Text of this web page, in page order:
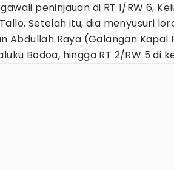
peninjauan di RT 1/RW 6,
Setelah itu, dia menyusuri
Abdullah Raya (Galangan Kapal
Bodoa, hingga RT 2/RW 5 di